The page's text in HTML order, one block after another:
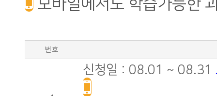
모바일에서도 학습가능한
번호
신청일 : 08.01 ~ 08.31